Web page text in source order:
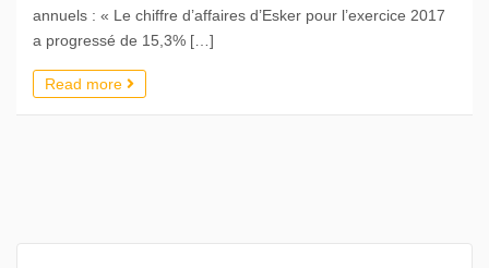
annuels : « Le chiffre d’affaires d’Esker pour l’exercice 2017
a progressé de 15,3% […]
Read more